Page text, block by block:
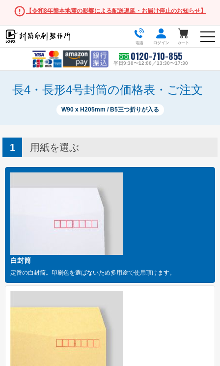
【令和8年熊本地震の影響による配送遅延・お届け停止のお知らせ】
0120-710-855
平日9:30〜12:00／13:30〜17:30
長形3号
長形3号窓付き
洋長形3号窓付き
長形1号
長形2号
洋形2号タテ
長形4号窓付き
長4・長形4号封筒の価格表・ご注文
W90 x H205mm / B5三つ折りが入る
用紙を選ぶ
白封筒
定番の白封筒。印刷色を選ばないため多用途で使用頂けます。